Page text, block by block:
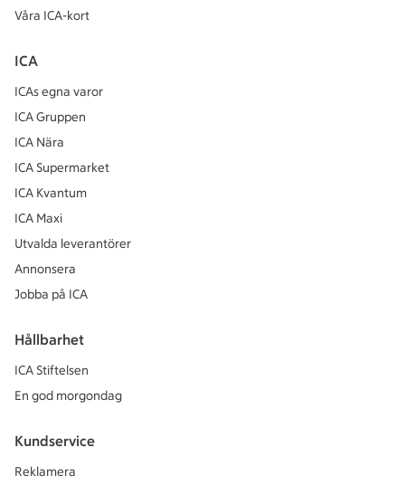
Våra ICA-kort
ICA
ICAs egna varor
ICA Gruppen
ICA Nära
ICA Supermarket
ICA Kvantum
ICA Maxi
Utvalda leverantörer
Annonsera
Jobba på ICA
Hållbarhet
ICA Stiftelsen
En god morgondag
Kundservice
Reklamera